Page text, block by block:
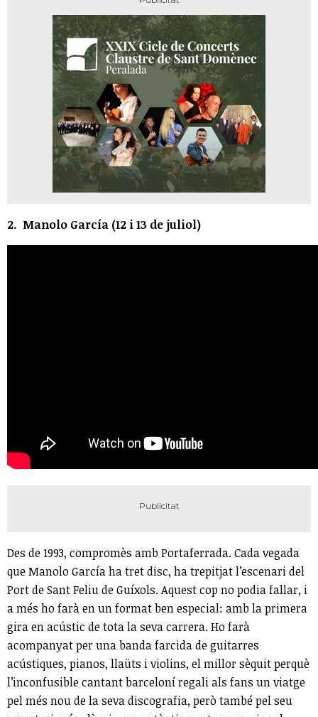
2. Manolo García (12 i 13 de juliol)
Des de 1993, compromès amb Portaferrada. Cada vegada
que Manolo García ha tret disc, ha trepitjat l’escenari del
Port de Sant Feliu de Guíxols. Aquest cop no podia fallar, i
a més ho farà en un format ben especial: amb la primera
gira en acústic de tota la seva carrera. Ho farà
acompanyat per una banda farcida de guitarres
acústiques, pianos, llaüts i violins, el millor sèquit perquè
l’inconfusible cantant barceloní regali als fans un viatge
pel més nou de la seva discografia, però també pel seu